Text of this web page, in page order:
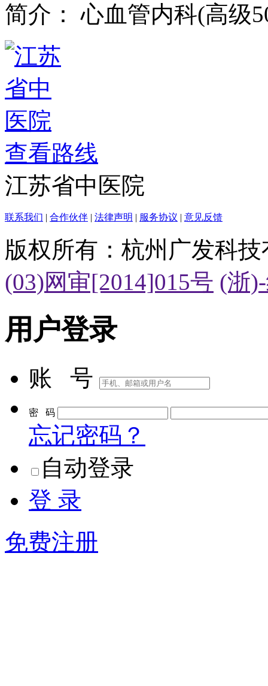
简介：
心血管内科(高级
查看路线
江苏省中医院
联系我们 | 合作伙伴 | 法律声明 | 服务协议 | 意见反馈
版权所有：杭州广发科
(03)网审[2014]015号 (浙
用户登录
账 号
密 码
忘记密码？
自动登录
登 录
免费注册